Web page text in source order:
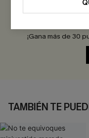
¡Gana más de 30
TAMBIÉN TE